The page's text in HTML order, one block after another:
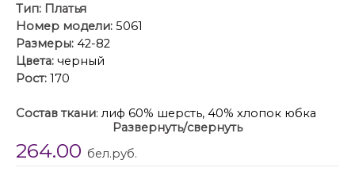
Тип: Платья
Номер модели: 5061
Размеры: 42-82
Цвета: черный
Рост: 170
Состав ткани: лиф 60% шерсть, 40% хлопок юбка
55% акрил,45%ПЭ
Описание: Представляем миди-платье созданное
Развернуть/свернуть
264.00 бел.руб.